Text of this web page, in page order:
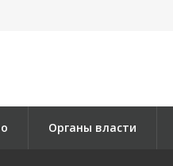
Органы власти